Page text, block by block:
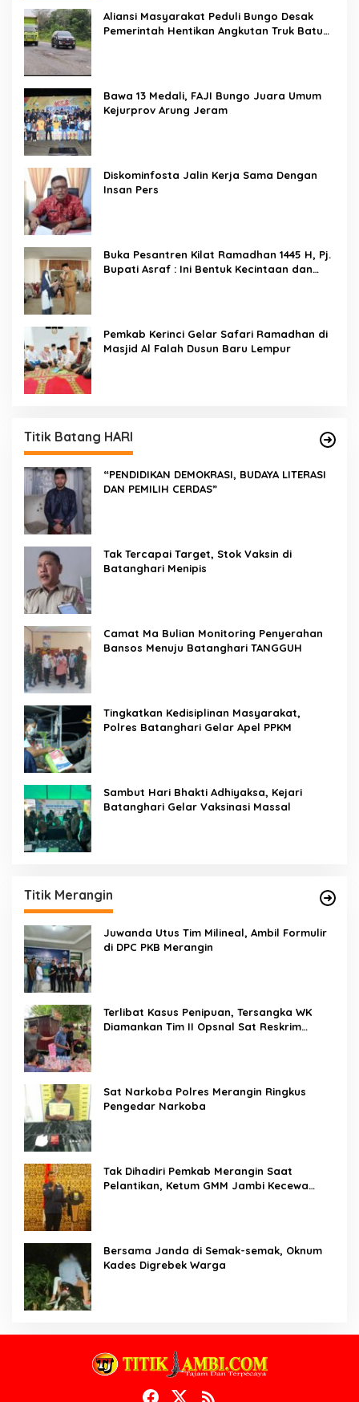
Aliansi Masyarakat Peduli Bungo Desak
Pemerintah Hentikan Angkutan Truk Batu
Bawa 13 Medali, FAJI Bungo Juara Umum
Kejurprov Arung Jeram
Diskominfosta Jalin Kerja Sama Dengan
Insan Pers
Buka Pesantren Kilat Ramadhan 1445 H, Pj.
Bupati Asraf : Ini Bentuk Kecintaan dan
Pemkab Kerinci Gelar Safari Ramadhan di
Masjid Al Falah Dusun Baru Lempur
Titik Batang HARI
“PENDIDIKAN DEMOKRASI, BUDAYA LITERASI
DAN PEMILIH CERDAS”
Tak Tercapai Target, Stok Vaksin di
Batanghari Menipis
Camat Ma Bulian Monitoring Penyerahan
Bansos Menuju Batanghari TANGGUH
Tingkatkan Kedisiplinan Masyarakat,
Polres Batanghari Gelar Apel PPKM
Sambut Hari Bhakti Adhiyaksa, Kejari
Batanghari Gelar Vaksinasi Massal
Titik Merangin
Juwanda Utus Tim Milineal, Ambil Formulir
di DPC PKB Merangin
Terlibat Kasus Penipuan, Tersangka WK
Diamankan Tim II Opsnal Sat Reskrim
Sat Narkoba Polres Merangin Ringkus
Pengedar Narkoba
Tak Dihadiri Pemkab Merangin Saat
Pelantikan, Ketum GMM Jambi Kecewa
Bersama Janda di Semak-semak, Oknum
Kades Digrebek Warga